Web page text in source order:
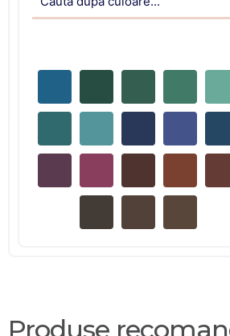
Produse